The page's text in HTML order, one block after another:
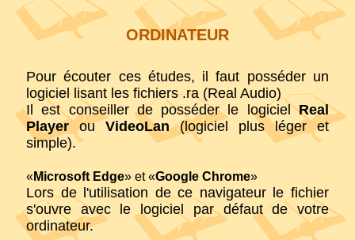
ORDINATEUR
Pour écouter ces études, il faut posséder un
logiciel lisant les fichiers .ra (Real Audio)
Il est conseiller de posséder le logicielReal
Player ou VideoLan(logiciel plus léger et
simple).
«Microsoft Edge» et «Google Chrome»
Lors de l'utilisation de ce navigateur le fichier
s'ouvre avec le logiciel par défaut de votre
ordinateur.